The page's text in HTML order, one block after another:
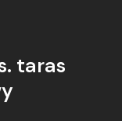
taras